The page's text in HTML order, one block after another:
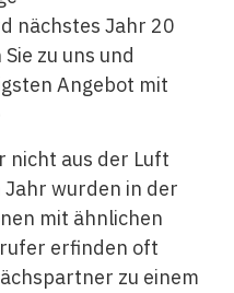
nächstes Jahr 20
zu uns und
Angebot mit
nicht aus der Luft
wurden in der
mit ähnlichen
erfinden oft
zu einem